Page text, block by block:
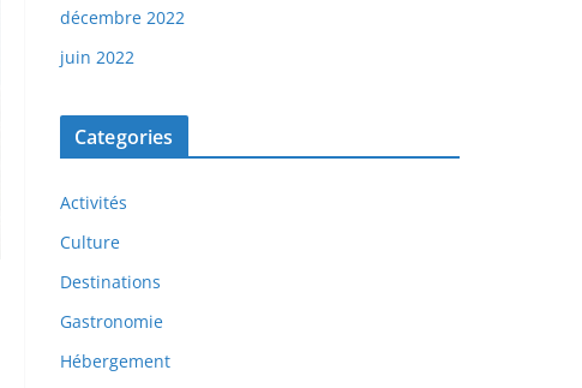
décembre 2022
juin 2022
Categories
Activités
Culture
Destinations
Gastronomie
Hébergement